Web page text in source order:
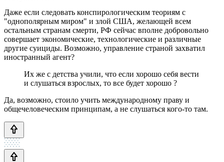
Даже если следовать конспирологическим теориям с
"однополярным миром" и злой США, желающей всем
остальным странам смерти, РФ сейчас вполне добровольно
совершает экономические, технологические и различные
другие суициды. Возможно, управление страной захватил
иностранный агент?
Их же с детства учили, что если хорошо себя вести
и слушаться взрослых, то все будет хорошо ?
Да, возможно, стоило учить международному праву и
общечеловеческим принципам, а не слушаться кого-то там.